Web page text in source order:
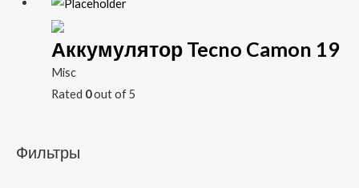
Фильтры
Аккумулятор Tecno Camon 19
Misc
Rated 0out of 5